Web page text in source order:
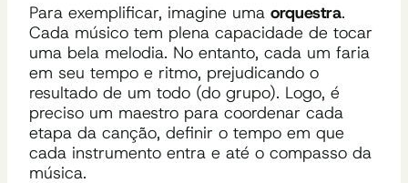
Para exemplificar, imagine uma orquestra.
Cada músico tem plena capacidade de tocar
uma bela melodia. No entanto, cada um faria
em seu tempo e ritmo, prejudicando o
resultado de um todo (do grupo). Logo, é
preciso um maestro para coordenar cada
etapa da canção, definir o tempo em que
cada instrumento entra e até o compasso da
música.